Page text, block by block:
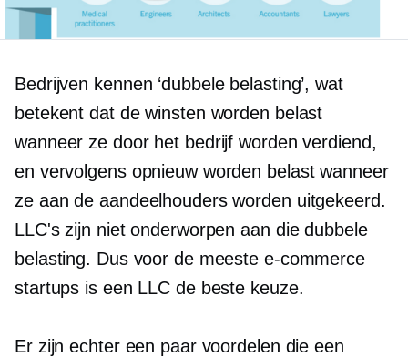
Bedrijven kennen ‘dubbele belasting’, wat
betekent dat de winsten worden belast
wanneer ze door het bedrijf worden verdiend,
en vervolgens opnieuw worden belast wanneer
ze aan de aandeelhouders worden uitgekeerd.
LLC's zijn niet onderworpen aan die dubbele
belasting. Dus voor de meeste e-commerce
startups is een LLC de beste keuze.
Er zijn echter een paar voordelen die een